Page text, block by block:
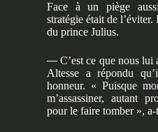
Face à un piège
stratégie était de
du prince Julius.
—C’est ce que nous lui
Altesse a répondu
honneur. « Puisque
m’assassiner, autant
pour le faire tomber »,